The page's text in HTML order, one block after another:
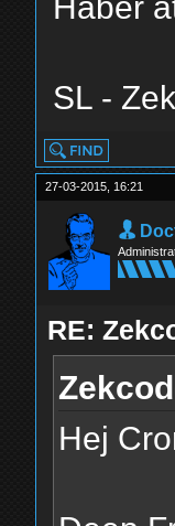
SL -
27-03-2015, 16:21
RE:
Hej